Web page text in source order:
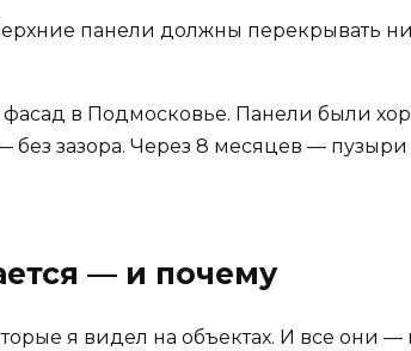
панели должны перекрывать
в Подмосковье. Панели были
зазора. Через 8 месяцев —
— и почему
я видел на объектах. И все они